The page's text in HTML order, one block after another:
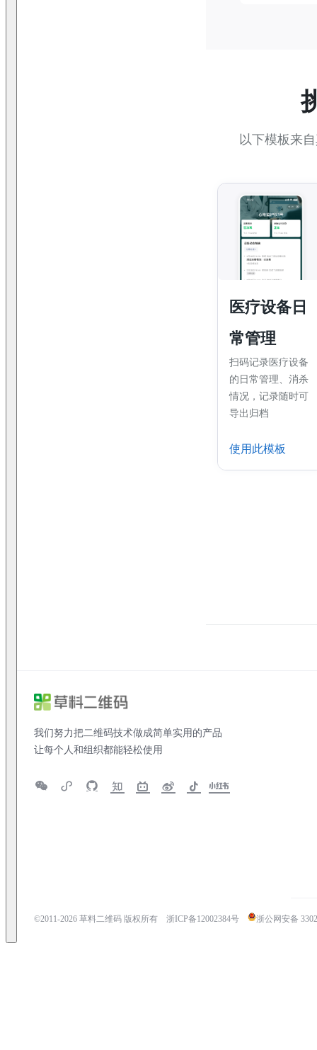
以下模板来
医疗设备日
常管理
扫码记录医疗设备
的日常管理、消杀
情况，记录随时可
导出归档
使用此模板
我们努力把二维码技术做成简单实用的产品
让每个人和组织都能轻松使用
©2011-2026 草料二维码 版权所有 浙ICP备12002384号 浙公网安备